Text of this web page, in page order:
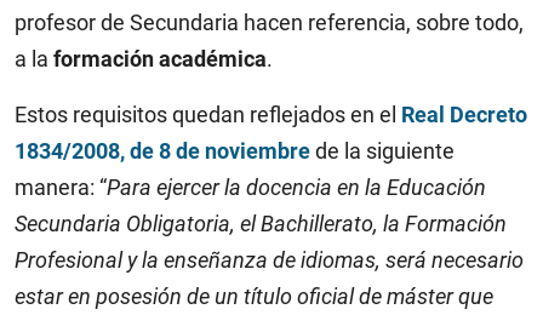
profesor de Secundaria hacen referencia, sobre todo,
a la formación académica.
Estos requisitos quedan reflejados en el Real Decreto
1834/2008, de 8 de noviembrede la siguiente
manera: “Para ejercer la docencia en la Educación
Secundaria Obligatoria, el Bachillerato, la Formación
Profesional y la enseñanza de idiomas, será necesario
estar en posesión de un título oficial de máster que